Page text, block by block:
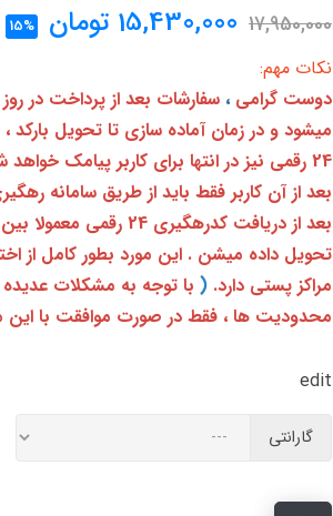
17,950,000
15,430,000 تومان 15%
نکات مهم:
دوست گرامی ، سفارشات بعد از پرداخت در
میشود و در زمان آماده سازی تا تحویل
24 رقمی نیز در انتها برای کاربر پیامک خواهد شد
تحویل داده میشن . این مورد بطور کامل از
مراکز پستی دارد. ( با توجه به مشکلات
محدودیت ها ، فقط در صورت موافقت با این
edit
گارانتی